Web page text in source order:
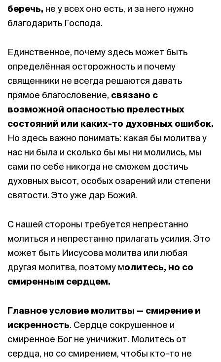
беречь, не у всех оно есть, и за него нужно
благодарить Господа.
Единственное, почему здесь может быть
определённая осторожность и почему
священники не всегда решаются давать
прямое благословение, связано с
возможной опасностью прелестных
состояний или каких-то духовных ошибок.
Но здесь важно понимать: какая бы молитва у
нас ни была и сколько бы мы ни молились, мы
сами по себе никогда не сможем достичь
духовных высот, особых озарений или степени
святости. Это уже дар Божий.
С нашей стороны требуется непрестанно
молиться и непрестанно прилагать усилия. Это
может быть Иисусова молитва или любая
другая молитва, поэтому молитесь, но со
смиренным сердцем.
Главное условие молитвы — смирение и
искренность. Сердце сокрушенное и
смиренное Бог не уничижит. Молитесь от
сердца, но со смирением, чтобы кто-то не